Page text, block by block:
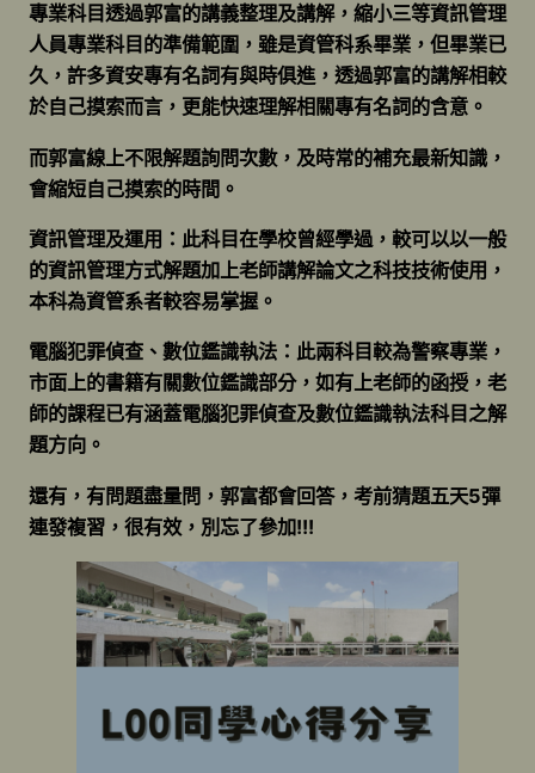
專業科目透過郭富的講義整理及講解，縮小三等資訊管理
人員專業科目的準備範圍，雖是資管科系畢業，但畢業已
久，許多資安專有名詞有與時俱進，透過郭富的講解相較
於自己摸索而言，更能快速理解相關專有名詞的含意。
而郭富線上不限解題詢問次數，及時常的補充最新知識，
會縮短自己摸索的時間。
資訊管理及運用：此科目在學校曾經學過，較可以以一般
的資訊管理方式解題加上老師講解論文之科技技術使用，
本科為資管系者較容易掌握。
電腦犯罪偵查、數位鑑識執法：此兩科目較為警察專業，
市面上的書籍有關數位鑑識部分，如有上老師的函授，老
師的課程已有涵蓋電腦犯罪偵查及數位鑑識執法科目之解
題方向。
還有，有問題盡量問，郭富都會回答，考前猜題五天5彈
連發複習，很有效，別忘了參加!!!